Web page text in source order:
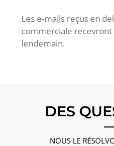
Les e-mails reçus en
commerciale
lendemain.
DES
NOUS LE